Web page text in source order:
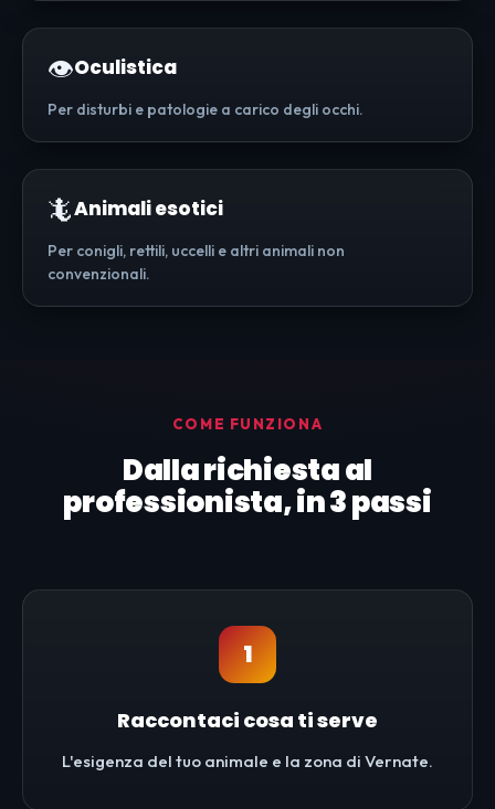
👁️Oculistica
Per disturbi e patologie a carico degli occhi.
🦎Animali esotici
Per conigli, rettili, uccelli e altri animali non
convenzionali.
COME FUNZIONA
Dalla richiesta al
professionista, in 3 passi
1
Raccontaci cosa ti serve
L'esigenza del tuo animale e la zona di Vernate.